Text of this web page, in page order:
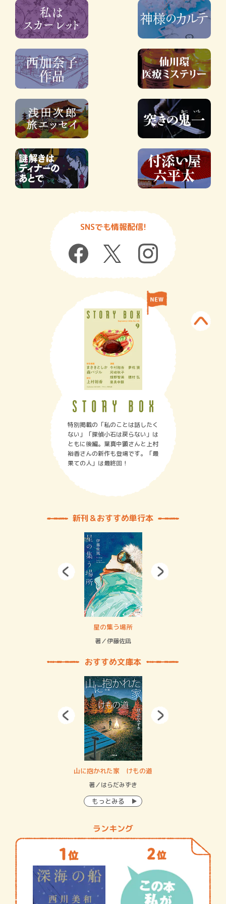
SNSでも情報配信!
特別掲載の「私のことは話したく
ない」「探偵小石は戻らない」は
ともに後編。葉真中顕さんと上村
裕香さんの新作も登場です。「最
果ての人」は最終回！
新刊＆おすすめ単行本
星の集う場所
著／伊藤佐凪
おすすめ文庫本
山に抱かれた家 けもの道
著／はらだみずき
もっとみる
ランキング